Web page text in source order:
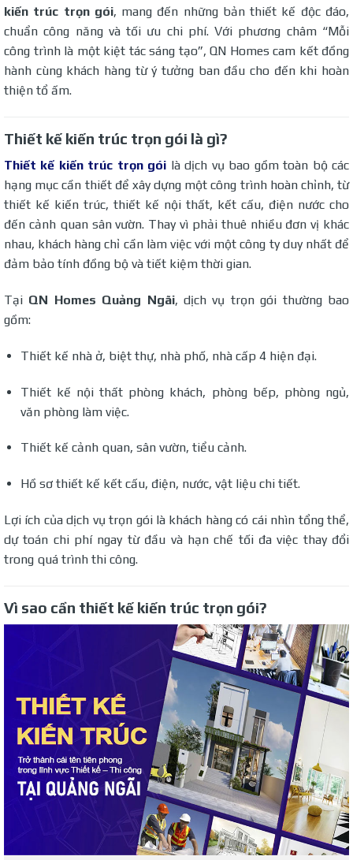
kiến trúc trọn gói, mang đến những bản thiết kế độc đáo,
chuẩn công năng và tối ưu chi phí. Với phương châm “Mỗi
công trình là một kiệt tác sáng tạo”, QN Homes cam kết đồng
hành cùng khách hàng từ ý tưởng ban đầu cho đến khi hoàn
thiện tổ ấm.
Thiết kế kiến trúc trọn gói là gì?
Thiết kế kiến trúc trọn gói là dịch vụ bao gồm toàn bộ các
hạng mục cần thiết để xây dựng một công trình hoàn chỉnh, từ
thiết kế kiến trúc, thiết kế nội thất, kết cấu, điện nước cho
đến cảnh quan sân vườn. Thay vì phải thuê nhiều đơn vị khác
nhau, khách hàng chỉ cần làm việc với một công ty duy nhất để
đảm bảo tính đồng bộ và tiết kiệm thời gian.
Tại QN Homes Quảng Ngãi, dịch vụ trọn gói thường bao
gồm:
Thiết kế nhà ở, biệt thự, nhà phố, nhà cấp 4 hiện đại.
Thiết kế nội thất phòng khách, phòng bếp, phòng ngủ,
văn phòng làm việc.
Thiết kế cảnh quan, sân vườn, tiểu cảnh.
Hồ sơ thiết kế kết cấu, điện, nước, vật liệu chi tiết.
Lợi ích của dịch vụ trọn gói là khách hàng có cái nhìn tổng thể,
dự toán chi phí ngay từ đầu và hạn chế tối đa việc thay đổi
trong quá trình thi công.
Vì sao cần thiết kế kiến trúc trọn gói?